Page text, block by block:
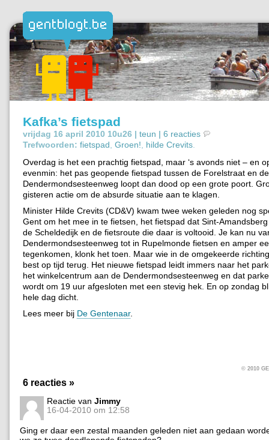
Kafka’s fietspad
vrijdag 16 april 2010 10u26 | teun | 6 reacties
Trefwoorden: fietspad Groen! hilde Crevits
Overdag is het een prachtig fietspad, maar ‘s avonds niet – en
evenmin: het pas geopende fietspad tussen de Forelstraat en de
Dendermondsesteenweg loopt dan dood op een grote poort.
gisteren actie om de absurde situatie aan te klagen.
Minister Hilde Crevits (CD&V) kwam twee weken geleden nog
Gent om het mee in te fietsen, het fietspad dat Sint-
de Scheldedijk en de fietsroute die daar is voltooid. Je kan nu
Dendermondsesteenweg tot in Rupelmonde fietsen en amper
tegenkomen, klonk het toen. Maar wie in de omgekeerde
best op tijd terug. Het nieuwe fietspad leidt immers naar het
het winkelcentrum aan de Dendermondsesteenweg en dat
wordt om 19 uur afgesloten met een stevig hek. En op zondag
hele dag dicht.
Lees meer bij De Gentenaar.
© 2010
6 reacties »
Reactie van Jimmy
16-04-2010 om 12:58
Ging er daar een zestal maanden geleden niet aan gedaan